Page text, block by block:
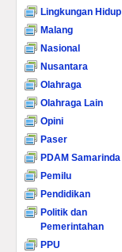
Lingkungan Hidup
Malang
Nasional
Nusantara
Olahraga
Olahraga Lain
Opini
Paser
PDAM Samarinda
Pemilu
Pendidikan
Politik dan
Pemerintahan
PPU